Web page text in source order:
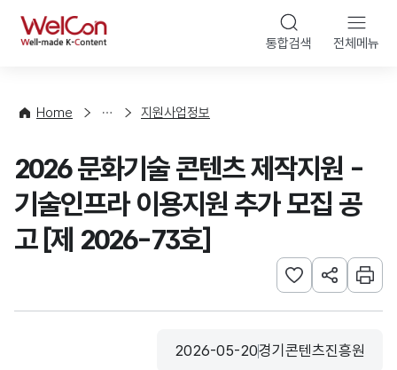
WelCon 통합검색 전체메뉴
Home
사
청
지원사업정보
2026 문화기술 콘텐츠 제작지원 -
기술인프라 이용지원 추가 모집 공
고 [제 2026-73호]
관심사 등록하기
URL 공유하
인쇄
등록일
2026-05-20
수집기관
경기콘텐츠진흥원